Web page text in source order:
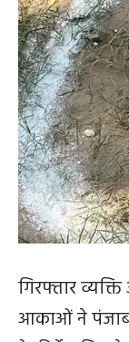
गिरफ्तार
आकाओं ने